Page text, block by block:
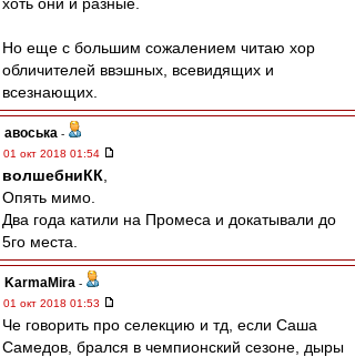
Но еще с большим сожалением читаю хор
обличителей ввэшных, всевидящих и
всезнающих.
авоська -
01 окт 2018 01:54
волшебниКК
Опять мимо.
Два года катили на Промеса и докатывали до
5го места.
KarmaMira -
01 окт 2018 01:53
Че говорить про селекцию и тд, если Саша
Самедов, брался в чемпионский сезоне, дыры